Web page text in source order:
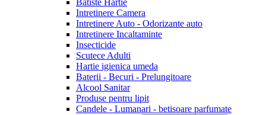
Batiste Hartie
Intretinere Camera
Intretinere Auto - Odorizante auto
Intretinere Incaltaminte
Insecticide
Scutece Adulti
Hartie igienica umeda
Baterii - Becuri - Prelungitoare
Alcool Sanitar
Produse pentru lipit
Candele - Lumanari - betisoare parfumate